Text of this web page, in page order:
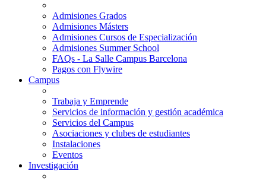
Admisiones Grados
Admisiones Másters
Admisiones Cursos de Especialización
Admisiones Summer School
FAQs - La Salle Campus Barcelona
Pagos con Flywire
Campus
Trabaja y Emprende
Servicios de información y gestión académica
Servicios del Campus
Asociaciones y clubes de estudiantes
Instalaciones
Eventos
Investigación